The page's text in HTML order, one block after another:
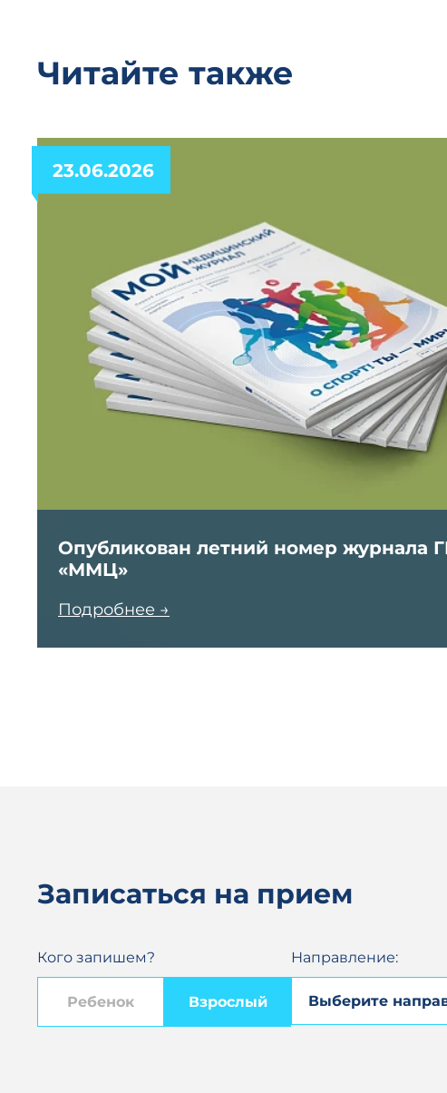
Читайте также
Опубликован летний номер журнала
«ММЦ»
Подробнее →
23.06.2026
Записаться на прием
Кого запишем?
Ребенок Взрослый
Направление: